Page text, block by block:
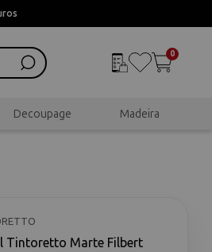
0
Decoupage Madeira
Tintoretto Marte Filbert